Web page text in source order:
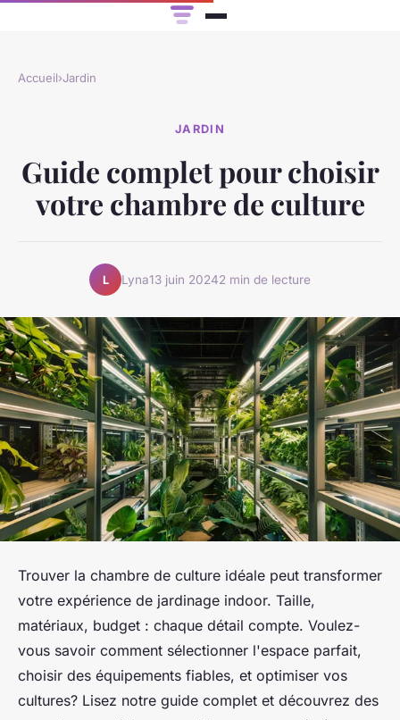
Accueil›Jardin
JARDIN
Guide complet pour choisir
votre chambre de culture
L Lyna13 juin 20242 min de lecture
Trouver la chambre de culture idéale peut transformer
votre expérience de jardinage indoor. Taille,
matériaux, budget : chaque détail compte. Voulez-
vous savoir comment sélectionner l'espace parfait,
choisir des équipements fiables, et optimiser vos
cultures? Lisez notre guide complet et découvrez des